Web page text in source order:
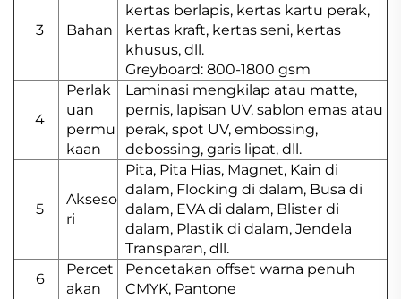
3 Bahan
kertas berlapis, kertas kartu perak,
kertas kraft, kertas seni, kertas
khusus, dll.
Greyboard: 800-1800 gsm
4
Perlak
uan
permu
kaan
Laminasi mengkilap atau matte,
pernis, lapisan UV, sablon emas atau
perak, spot UV, embossing,
debossing, garis lipat, dll.
5
Akseso
ri
Pita, Pita Hias, Magnet, Kain di
dalam, Flocking di dalam, Busa di
dalam, EVA di dalam, Blister di
dalam, Plastik di dalam, Jendela
Transparan, dll.
6
Percet
akan
Pencetakan offset warna penuh
CMYK, Pantone